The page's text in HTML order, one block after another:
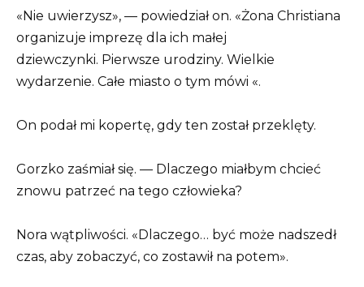
«Nie uwierzysz», — powiedział on. «Żona Christiana
organizuje imprezę dla ich małej
dziewczynki. Pierwsze urodziny. Wielkie
wydarzenie. Całe miasto o tym mówi «.
On podał mi kopertę, gdy ten został przeklęty.
Gorzko zaśmiał się. — Dlaczego miałbym chcieć
znowu patrzeć na tego człowieka?
Nora wątpliwości. «Dlaczego… być może nadszedł
czas, aby zobaczyć, co zostawił na potem».